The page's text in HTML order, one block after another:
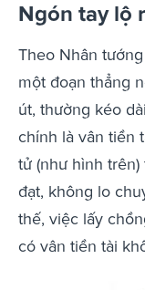
Ngón tay lộ
Theo Nhân
một đoạn thẳng
út, thường kéo
chính là vân tiền
tử (như hình
đạt, không lo
thế, việc lấy
có vân tiền tài